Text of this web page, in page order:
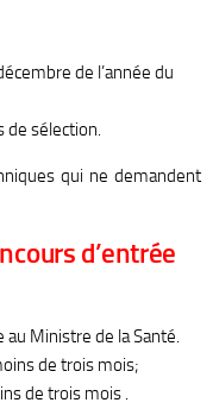
de l’année du
de sélection.
qui ne demandent
d’entrée
Ministre de la Santé.
de trois mois;
de trois mois .